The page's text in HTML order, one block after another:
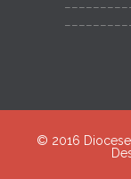
© 2016